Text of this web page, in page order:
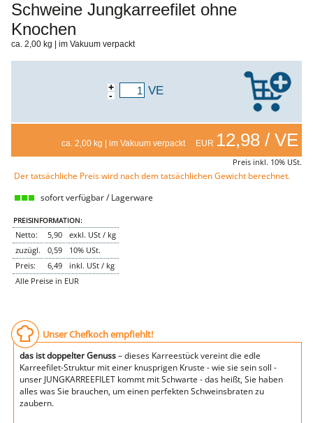
NEMETZ-DOGS
Hundefutter
nass
Schweine Jungkarreefilet ohne
Knochen
ca. 2,00 kg | im Vakuum verpackt
+
- VE
ca. 2,00 kg | im Vakuum verpackt EUR 12,98 / VE
Preis inkl. 10% USt.
Der tatsächliche Preis wird nach dem tatsächlichen Gewicht berechnet.
sofort verfügbar / Lagerware
PREISINFORMATION:
Netto: 5,90
exkl. USt / kg
zuzügl.
0,59
10% USt.
Preis:
6,49
inkl. USt / kg
Alle Preise in EUR
Unser Chefkoch empfiehlt!
das ist doppelter Genuss– dieses Karreestück vereint die edle
Karreefilet-Struktur mit einer knusprigen Kruste - wie sie sein soll -
unser JUNGKARREEFILET kommt mit Schwarte - das heißt, Sie haben
alles was Sie brauchen, um einen perfekten Schweinsbraten zu
zaubern.